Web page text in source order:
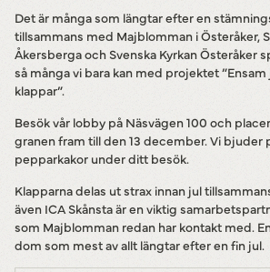
Det är många som längtar efter en
tillsammans med Majblomman i Österåker,
Åkersberga och Svenska Kyrkan Österåker
så många vi bara kan med projektet
klappar”.
Besök vår lobby på Näsvägen 100 och
granen fram till den 13 december. Vi bjuder
pepparkakor under ditt besök.
Klapparna delas ut strax innan jul
även ICA Skånsta är en viktig
som Majblomman redan har kontakt med.
dom som mest av allt längtar efter en fin jul.